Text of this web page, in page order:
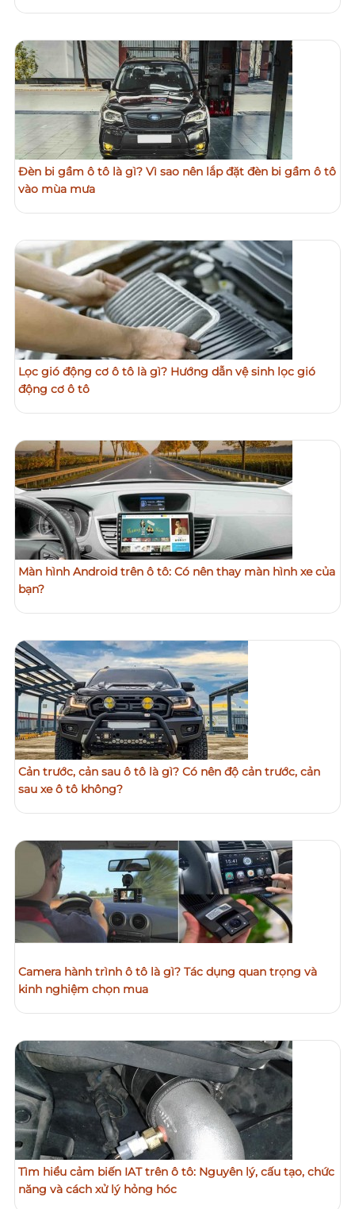
Đèn bi gầm ô tô là gì? Vì sao nên lắp đặt đèn bi gầm ô tô
vào mùa mưa
Lọc gió động cơ ô tô là gì? Hướng dẫn vệ sinh lọc gió
động cơ ô tô
Màn hình Android trên ô tô: Có nên thay màn hình xe của
bạn?
Cản trước, cản sau ô tô là gì? Có nên độ cản trước, cản
sau xe ô tô không?
Camera hành trình ô tô là gì? Tác dụng quan trọng và
kinh nghiệm chọn mua
Tìm hiểu cảm biến IAT trên ô tô: Nguyên lý, cấu tạo, chức
năng và cách xử lý hỏng hóc